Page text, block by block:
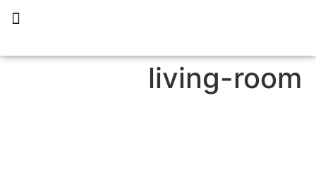
living-room